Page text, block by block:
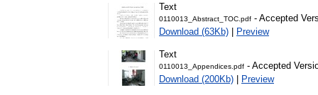
Text
0110013_Abstract_TOC.pdf - Accepted
Download (63Kb) | Preview
Text
0110013_Appendices.pdf - Accepted
Download (200Kb) | Preview